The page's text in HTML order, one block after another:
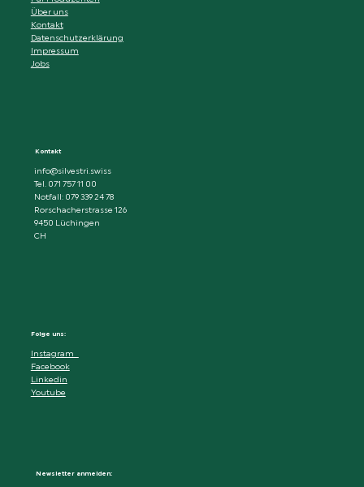
Über uns
Kontakt
Datenschutzerklärung
Impressum
Jobs
Kontakt
info@silvestri.swiss
Tel. 071 757 11 00
Notfall: 079 339 24 78
Rorschacherstrasse 126
9450 Lüchingen
CH
Folge uns:
Instagram
Facebook
Linkedin
Youtube
Newsletter anmelden: